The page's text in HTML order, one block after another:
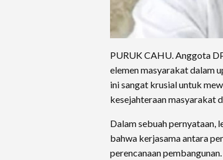
PURUK CAHU. Anggota
elemen masyarakat dalam
ini sangat krusial untuk
kesejahteraan masyarakat
Dalam sebuah pernyataan,
bahwa kerjasama antara
perencanaan